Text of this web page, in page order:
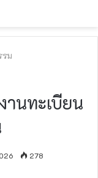
ม
นทะเบียน
278